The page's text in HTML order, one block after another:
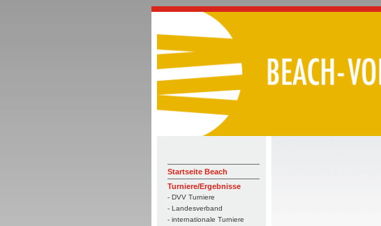
Startseite Beach
Turniere/Ergebnisse
- DVV Turniere
- Landesverband
- internationale Turniere